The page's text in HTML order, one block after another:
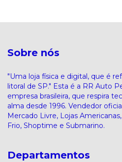
Sobre nós
"Uma loja física e digital, que é
litoral de SP." Esta é a RR Auto
empresa brasileira, que respira
alma desde 1996. Vendedor
Mercado Livre, Lojas
Frio, Shoptime e Submarino.
Departamentos